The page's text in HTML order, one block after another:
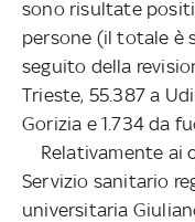
sono risultate
persone (il totale è
seguito della
Trieste, 55.387 a
Gorizia e 1.734 da
Relativamente ai
Servizio sanitario
universitaria